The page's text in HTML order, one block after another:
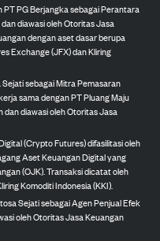
PT PG Berjangka sebagai Perantara
diawasi oleh Otoritas Jasa
dengan aset dasar berupa
Exchange (JFX) dan Kliring
sebagai Mitra Pemasaran
sama dengan PT Pluang Maju
diawasi oleh Otoritas Jasa
(Crypto Futures) difasilitasi oleh
Aset Keuangan Digital yang
(OJK). Transaksi dicatat oleh
Komoditi Indonesia (KKI).
Sejati sebagai Agen Penjual Efek
oleh Otoritas Jasa Keuangan